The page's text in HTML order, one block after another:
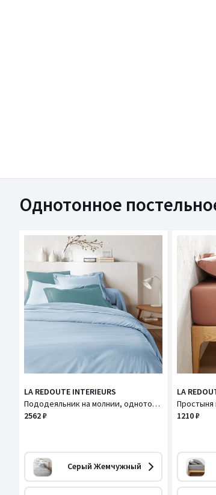
Однотонное
LA REDOUTE INTERIEURS
Пододеяльник на молнии, однотонный хлопок, Scenario / Сценарио
2562 ₽
Серый Жемчужный
LA
1210 ₽